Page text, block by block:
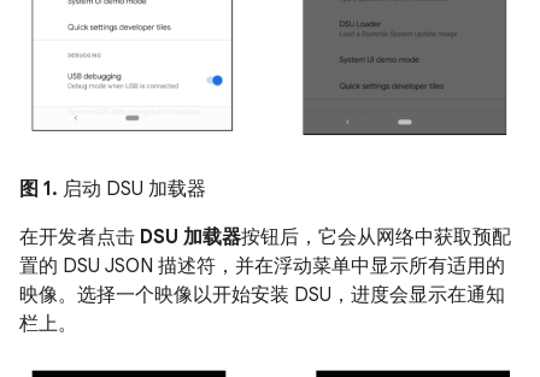
图 1. 启动 DSU 加载器
在开发者点击 DSU 加载器按钮后，它会从网络中获取预配
置的 DSU JSON 描述符，并在浮动菜单中显示所有适用的
映像。选择一个映像以开始安装 DSU，进度会显示在通知
栏上。